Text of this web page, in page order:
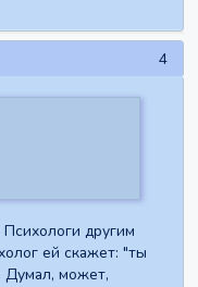
4
другим
ей скажет: "ты
Думал, может,